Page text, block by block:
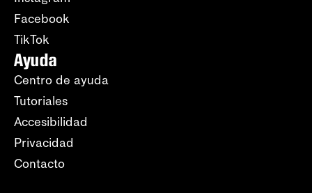
Facebook
TikTok
Ayuda
Centro de ayuda
Tutoriales
Accesibilidad
Privacidad
Contacto